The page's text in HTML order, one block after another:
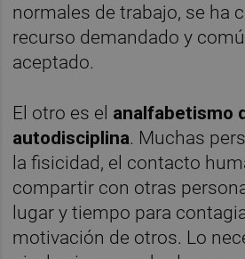
normales de trabajo, se ha
recurso demandado y
aceptado.
El otro es el analfabetismo
autodisciplina. Muchas
la fisicidad, el contacto
compartir con otras
lugar y tiempo para
motivación de otros. Lo